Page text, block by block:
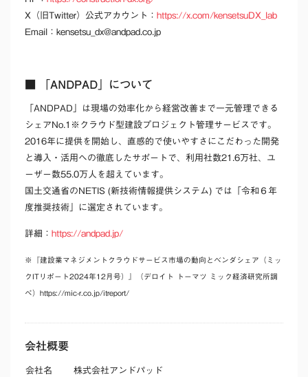
X（旧Twitter）公式アカウント： https://x.com/kensetsuDX_lab
Email：kensetsu_dx@andpad.co.jp
■ 「ANDPAD」について
「ANDPAD」は現場の効率化から経営改善まで一元管理できる
シェアNo.1※クラウド型建設プロジェクト管理サービスです。
2016年に提供を開始し、直感的で使いやすさにこだわった開発
と導入・活用への徹底したサポートで、利用社数21.6万社、ユ
ーザー数55.0万人を超えています。
国土交通省のNETIS (新技術情報提供システム) では「令和６年
度推奨技術」に選定されています。
詳細： https://andpad.jp/
※『建設業マネジメントクラウドサービス市場の動向とベンダシェア（ミッ
クITリポート2024年12月号）』（デロイト トーマツ ミック経済研究所調
べ）https://mic-r.co.jp/itreport/
会社概要
会社名
株式会社アンドパッド